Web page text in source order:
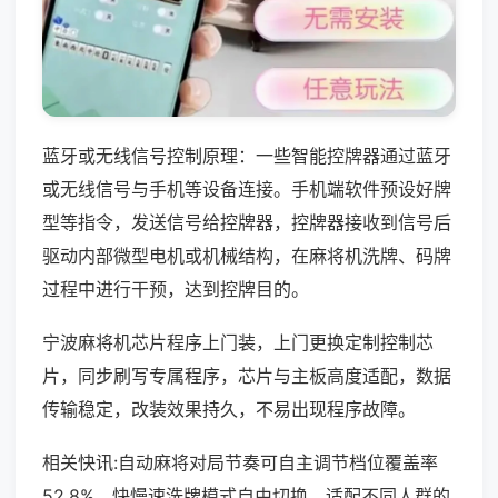
蓝牙或无线信号控制原理：一些智能控牌器通过蓝牙
或无线信号与手机等设备连接。手机端软件预设好牌
型等指令，发送信号给控牌器，控牌器接收到信号后
驱动内部微型电机或机械结构，在麻将机洗牌、码牌
过程中进行干预，达到控牌目的。
宁波麻将机芯片程序上门装，上门更换定制控制芯
片，同步刷写专属程序，芯片与主板高度适配，数据
传输稳定，改装效果持久，不易出现程序故障。
相关快讯:自动麻将对局节奏可自主调节档位覆盖率